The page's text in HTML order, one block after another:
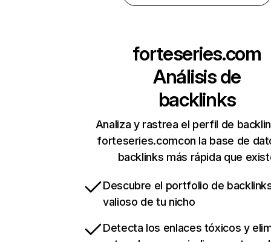
forteseries.com
Análisis de
backlinks
Analiza y rastrea el perfil de
forteseries.comcon la base de
backlinks más rápida que
Descubre el portfolio de
valioso de tu nicho
Detecta los enlaces tóxicos y